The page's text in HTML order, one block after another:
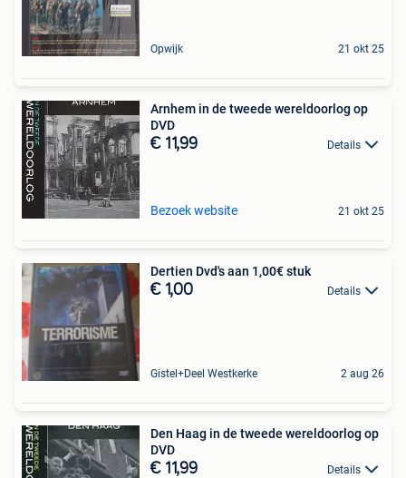
Opwijk 21 okt 25
Arnhem in de tweede wereldoorlog op
DVD
€ 11,99 Details
Bezoek website 21 okt 25
Dertien Dvd's aan 1,00€ stuk
€ 1,00 Details
Gistel+Deel Westkerke 2 aug 26
Den Haag in de tweede wereldoorlog op
DVD
€ 11,99 Details